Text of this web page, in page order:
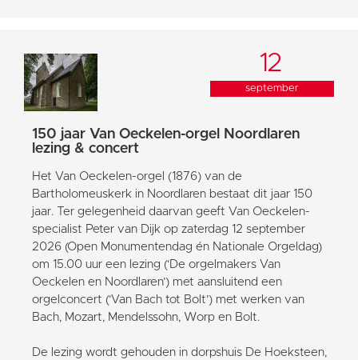
12
september
150 jaar Van Oeckelen-orgel Noordlaren
lezing & concert
Het Van Oeckelen-orgel (1876) van de
Bartholomeuskerk in Noordlaren bestaat dit jaar 150
jaar. Ter gelegenheid daarvan geeft Van Oeckelen-
specialist Peter van Dijk op zaterdag 12 september
2026 (Open Monumentendag én Nationale Orgeldag)
om 15.00 uur een lezing (‘De orgelmakers Van
Oeckelen en Noordlaren’) met aansluitend een
orgelconcert (‘Van Bach tot Bolt’) met werken van
Bach, Mozart, Mendelssohn, Worp en Bolt.
De lezing wordt gehouden in dorpshuis De Hoeksteen,